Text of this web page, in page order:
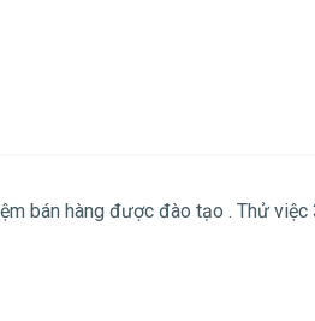
bán hàng được đào tạo . Thử